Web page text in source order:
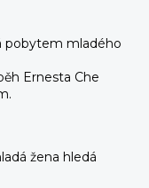
pobytem mladého
Ernesta Che
žena hledá